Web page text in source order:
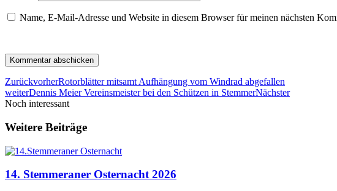
Name, E-Mail-Adresse und Website in diesem Browser für meinen nächsten
ZurückvorherRotorblätter mitsamt Aufhängung vom Windrad abgefallen
weiterDennis Meier Vereinsmeister bei den Schützen in StemmerNächster
Noch interessant
Weitere Beiträge
14. Stemmeraner Osternacht 2026